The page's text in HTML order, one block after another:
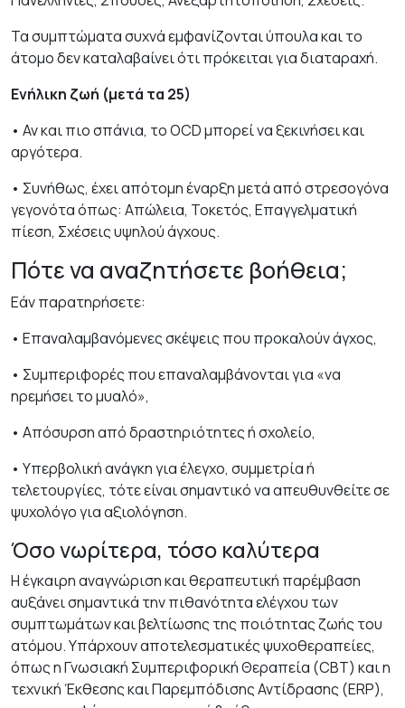
Τα συμπτώματα συχνά εμφανίζονται ύπουλα και το
άτομο δεν καταλαβαίνει ότι πρόκειται για διαταραχή.
Ενήλικη ζωή (μετά τα 25)
• Αν και πιο σπάνια, το OCD μπορεί να ξεκινήσει και
αργότερα.
• Συνήθως, έχει απότομη έναρξη μετά από στρεσογόνα
γεγονότα όπως: Απώλεια, Τοκετός, Επαγγελματική
πίεση, Σχέσεις υψηλού άγχους.
Πότε να αναζητήσετε βοήθεια;
Εάν παρατηρήσετε:
• Επαναλαμβανόμενες σκέψεις που προκαλούν άγχος,
• Συμπεριφορές που επαναλαμβάνονται για «να
ηρεμήσει το μυαλό»,
• Απόσυρση από δραστηριότητες ή σχολείο,
• Υπερβολική ανάγκη για έλεγχο, συμμετρία ή
τελετουργίες, τότε είναι σημαντικό να απευθυνθείτε σε
ψυχολόγο για αξιολόγηση.
Όσο νωρίτερα, τόσο καλύτερα
Η έγκαιρη αναγνώριση και θεραπευτική παρέμβαση
αυξάνει σημαντικά την πιθανότητα ελέγχου των
συμπτωμάτων και βελτίωσης της ποιότητας ζωής του
ατόμου. Υπάρχουν αποτελεσματικές ψυχοθεραπείες,
όπως η Γνωσιακή Συμπεριφορική Θεραπεία (CBT) και η
τεχνική Έκθεσης και Παρεμπόδισης Αντίδρασης (ERP),